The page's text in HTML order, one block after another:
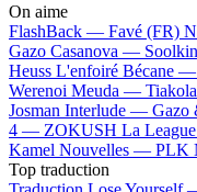
On aime
FlashBack — Favé (FR)
Gazo Casanova —
Heuss L'enfoiré Bécane —
Werenoi Meuda — Tiakola
Josman Interlude — Gazo
4 — ZOKUSH La
Kamel Nouvelles — PLK
Top traduction